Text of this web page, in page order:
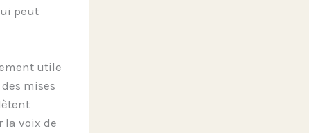
peut
utile
mises
la voix de